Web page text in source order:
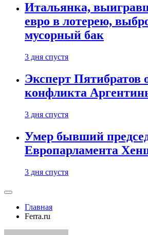
Итальянка,
евро в лотерею,
мусорный бак
3 дня спустя
Эксперт Пятибратов
конфликта
3 дня спустя
Умер бывший
Европарламента
3 дня спустя
Главная
Ferra.ru